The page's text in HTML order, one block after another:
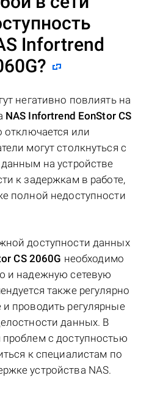
Infortrend
?
негативно повлиять на
NAS Infortrend EonStor CS
отключается или
могут столкнуться с
на устройстве
к задержкам в работе,
полной недоступности
доступности данных
CS 2060G необходимо
и надежную сетевую
также регулярно
проводить регулярные
данных. В
с доступностью
к специалистам по
устройства NAS.